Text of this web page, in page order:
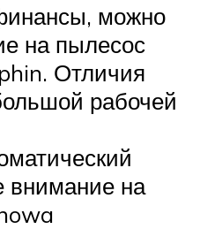
можно
на пылесос
Отличия
рабочей
внимание на